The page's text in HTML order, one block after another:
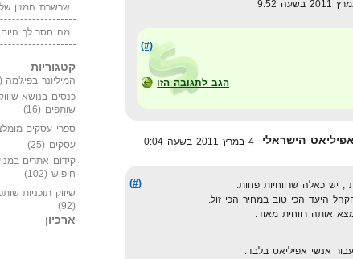
(#)
הגב לתגובה הזו
(#)
, יש כאלה שרווחיות פחות.
היעד הכי טוב במחיר הכי זול.
אותה רווחית מאוד.
אנשי אפיליאט בלבד.
שרשרת המזון
מה חסר לך
קטגוריות
המיליונר בפיג'מה (149)
כנסים בנושא
שותפים (16)
ספרי עסקים
עסקים (25)
קידום אתרים
חיפוש (102)
שיווק תוכניות
(92)
ארכיון